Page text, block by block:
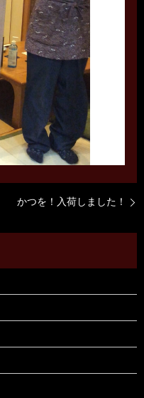
かつを！入荷しました！